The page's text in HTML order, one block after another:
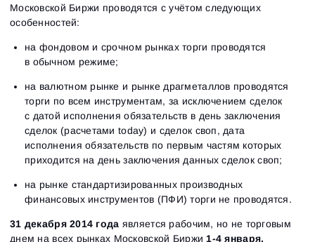
Московской Биржи проводятся с учётом следующих
особенностей:
на фондовом и срочном рынках торги проводятся
в обычном режиме;
на валютном рынке и рынке драгметаллов проводятся
торги по всем инструментам, за исключением сделок
с датой исполнения обязательств в день заключения
сделок (расчетами today) и сделок своп, дата
исполнения обязательств по первым частям которых
приходится на день заключения данных сделок своп;
на рынке стандартизированных производных
финансовых инструментов (ПФИ) торги не проводятся.
31 декабря 2014 года является рабочим, но не торговым
днем на всех рынках Московской Биржи 1-4 января,